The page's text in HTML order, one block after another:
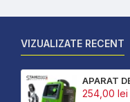
VIZUALIZATE RECENT
254,00 lei